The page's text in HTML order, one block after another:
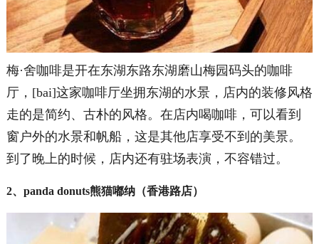
梅·舍咖啡是开在东湖东路东湖磨山梅园码头的咖啡
厅，[bai]这家咖啡厅坐拥东湖的水景，店内的装修风格
走的是简约、古朴的风格。在店内喝咖啡，可以看到
窗户外的水景和帆船，这是其他店享受不到的美景。
到了晚上的时候，店内还有驻场表演，不容错过。
2、panda donuts熊猫嘟纳（香港路店）